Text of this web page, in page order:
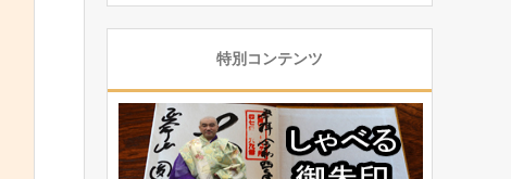
特別コンテンツ